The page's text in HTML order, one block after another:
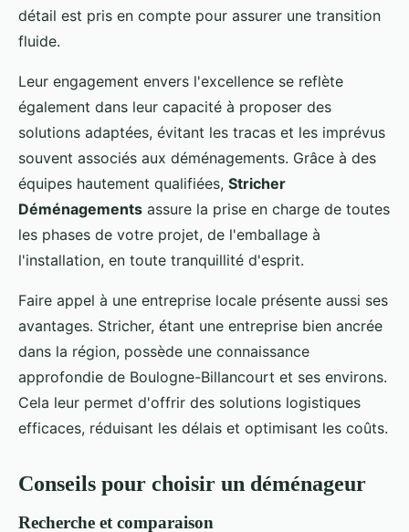
détail est pris en compte pour assurer une transition
fluide.
Leur engagement envers l'excellence se reflète
également dans leur capacité à proposer des
solutions adaptées, évitant les tracas et les imprévus
souvent associés aux déménagements. Grâce à des
équipes hautement qualifiées, Stricher
Déménagements assure la prise en charge de toutes
les phases de votre projet, de l'emballage à
l'installation, en toute tranquillité d'esprit.
Faire appel à une entreprise locale présente aussi ses
avantages. Stricher, étant une entreprise bien ancrée
dans la région, possède une connaissance
approfondie de Boulogne-Billancourt et ses environs.
Cela leur permet d'offrir des solutions logistiques
efficaces, réduisant les délais et optimisant les coûts.
Conseils pour choisir un déménageur
Recherche et comparaison